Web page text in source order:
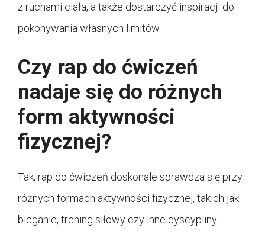
z ruchami ciała, a także dostarczyć inspiracji do
pokonywania własnych limitów.
Czy rap do ćwiczeń
nadaje się do różnych
form aktywności
fizycznej?
Tak, rap do ćwiczeń doskonale sprawdza się przy
różnych formach aktywności fizycznej, takich jak
bieganie, trening siłowy czy inne dyscypliny